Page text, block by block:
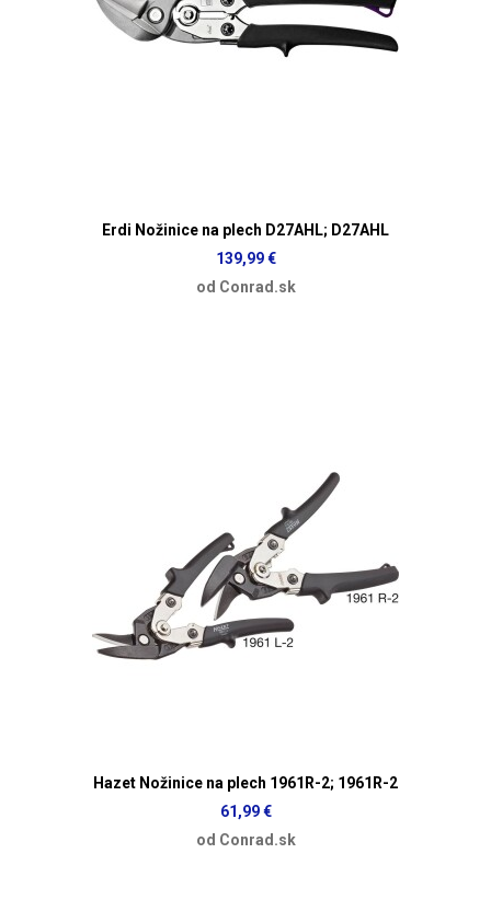
Erdi Nožinice na plech D27AHL; D27AHL
139,99 €
od Conrad.sk
Hazet Nožinice na plech 1961R-2; 1961R-2
61,99 €
od Conrad.sk